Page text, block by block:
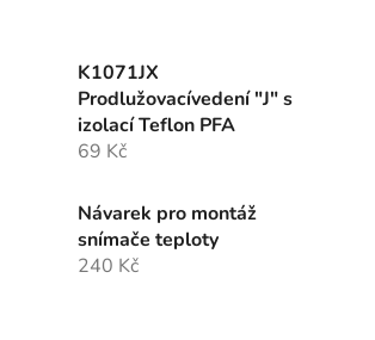
K1071JX
Prodlužovacívedení "J" s
izolací Teflon PFA
69 Kč
Návarek pro montáž
snímače teploty
240 Kč